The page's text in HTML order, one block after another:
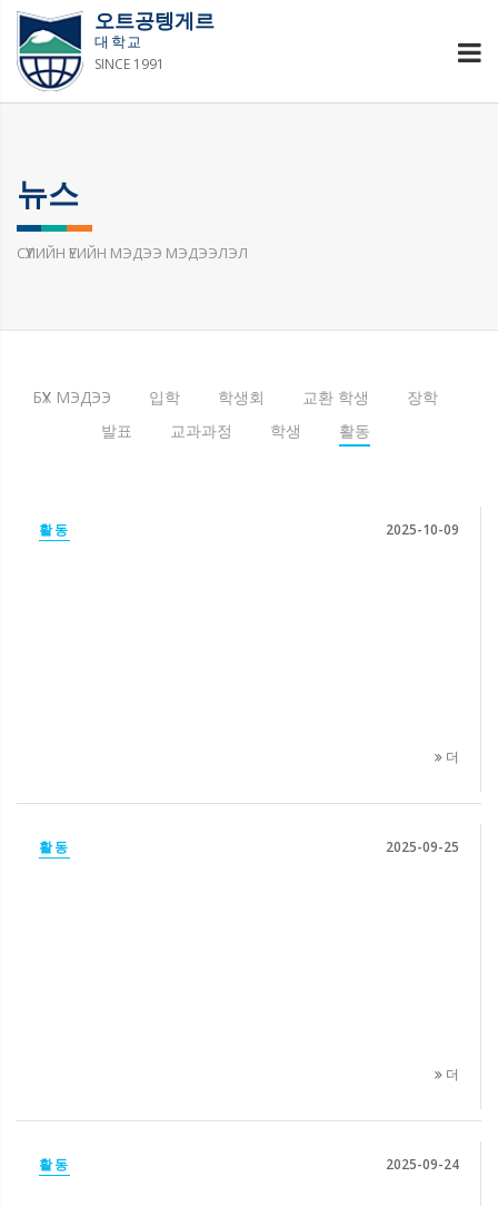
오트공텡게르
대학교
SINCE 1991
뉴스
СҮҮЛИЙН ҮЕИЙН МЭДЭЭ МЭДЭЭЛЭЛ
БҮХ МЭДЭЭ 입학 학생회 교환 학생
장학
발표
교과과정 학생 활동
활동 2025-10-09
더
활동 2025-09-25
더
활동 2025-09-24